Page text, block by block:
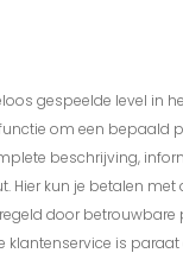
gespeelde level in
om een bepaald
beschrijving,
Hier kun je betalen
door betrouwbare
is